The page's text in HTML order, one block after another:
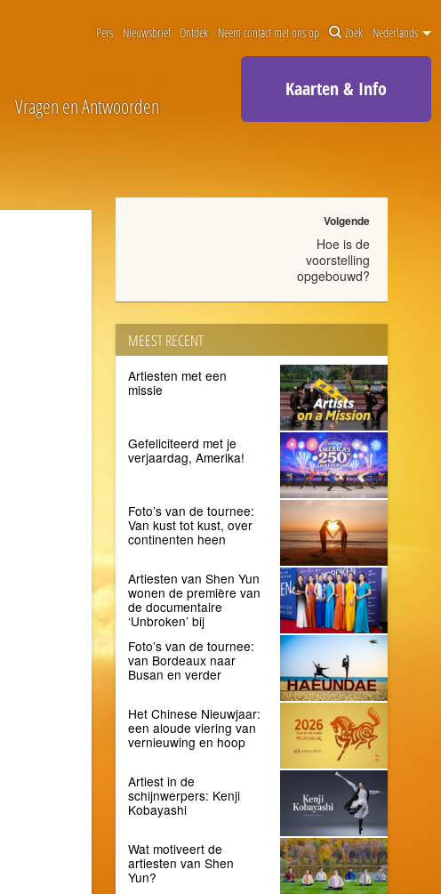
Vragen en Antwoorden
Pers Nieuwsbrief Ontdek Neem contact met ons op Zoek Nederlands
Kaarten & Info
Volgende
Hoe is de
voorstelling
opgebouwd?
MEEST RECENT
Artiesten met een
missie
Gefeliciteerd met je
verjaardag, Amerika!
Foto’s van de tournee:
Van kust tot kust, over
continenten heen
Artiesten van Shen Yun
wonen de première van
de documentaire
‘Unbroken’ bij
Foto’s van de tournee:
van Bordeaux naar
Busan en verder
Het Chinese Nieuwjaar:
een aloude viering van
vernieuwing en hoop
Artiest in de
schijnwerpers: Kenji
Kobayashi
Wat motiveert de
artiesten van Shen
Yun?